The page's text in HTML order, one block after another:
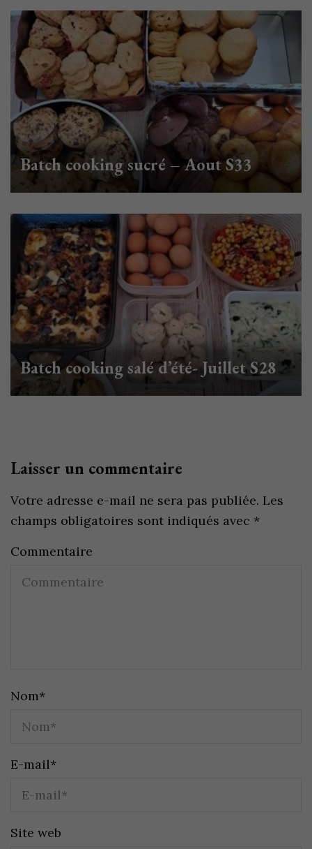
Batch cooking sucré – Aout S33
Batch cooking salé d’été- Juillet S28
Laisser un commentaire
Votre adresse e-mail ne sera pas publiée. Les
champs obligatoires sont indiqués avec *
Commentaire
Nom*
E-mail*
Site web